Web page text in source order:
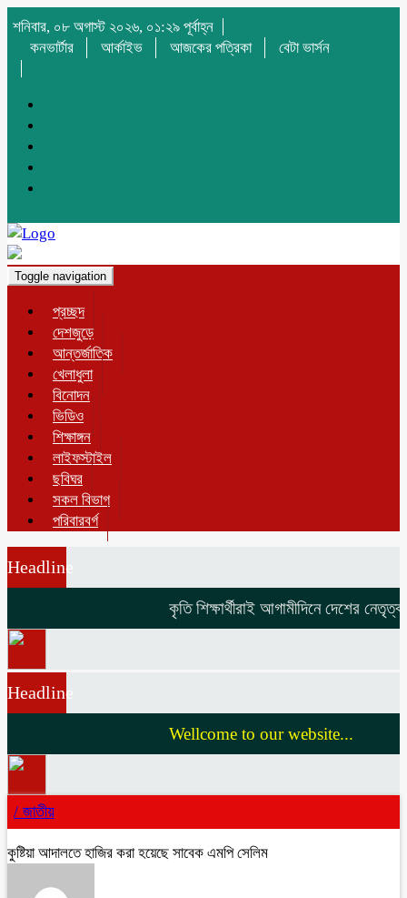
শনিবার, ০৮ অগাস্ট ২০২৬, ০১:২৯ পূর্বাহ্ন
কনভার্টার
আর্কাইভ আজকের পত্রিকা বেটা ভার্সন
Toggle navigation
প্রচ্ছদ
দেশজুড়ে
আন্তর্জাতিক
খেলাধুলা
বিনোদন
ভিডিও
শিক্ষাঙ্গন
লাইফস্টাইল
ছবিঘর
সকল বিভাগ
পরিবারবর্গ
Headline
কৃতি শিক্ষার্থীরাই আগামীদিনে দেশের নেতৃত্ব
Headline
Wellcome to our website...
/ জাতীয়
কুষ্টিয়া আদালতে হাজির করা হয়েছে সাবেক এমপি সেলিম